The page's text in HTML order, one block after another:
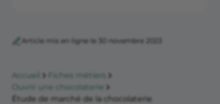
Article mis en ligne le 30 novembre 2023
Accueil
Fiches métiers
Ouvrir une chocolaterie
Étude de marché de la chocolaterie